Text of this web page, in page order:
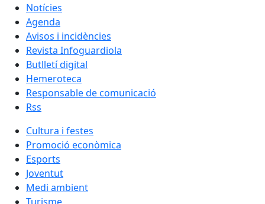
Notícies
Agenda
Avisos i incidències
Revista Infoguardiola
Butlletí digital
Hemeroteca
Responsable de comunicació
Rss
Cultura i festes
Promoció econòmica
Esports
Joventut
Medi ambient